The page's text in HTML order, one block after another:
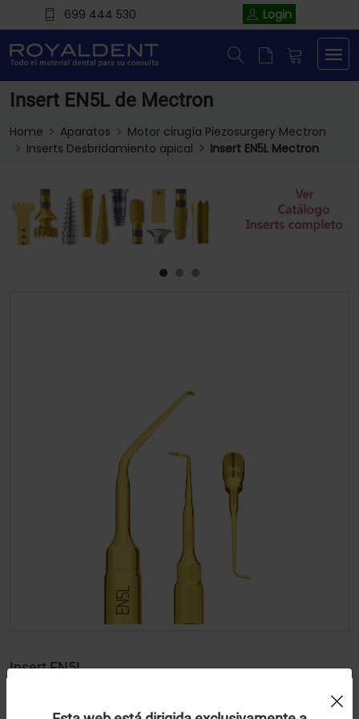
699 444 530 Login
Insert EN5L de Mectron
Home Aparatos
Motor cirugía Piezosurgery Mectron
Inserts Desbridamiento apical
Insert EN5L Mectron
Insert EN5L